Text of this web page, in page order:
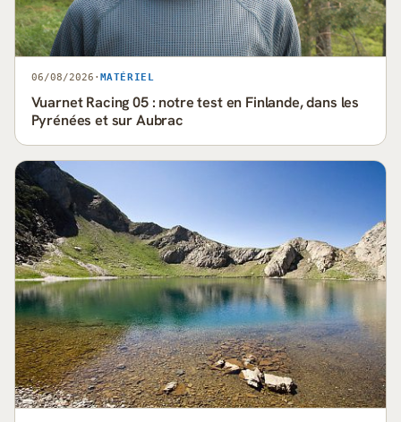
06/08/2026 · MATÉRIEL
Vuarnet Racing 05 : notre test en Finlande, dans les
Pyrénées et sur Aubrac